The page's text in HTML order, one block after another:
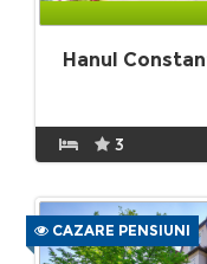
Hanul
3
CAZARE PENSIUNI